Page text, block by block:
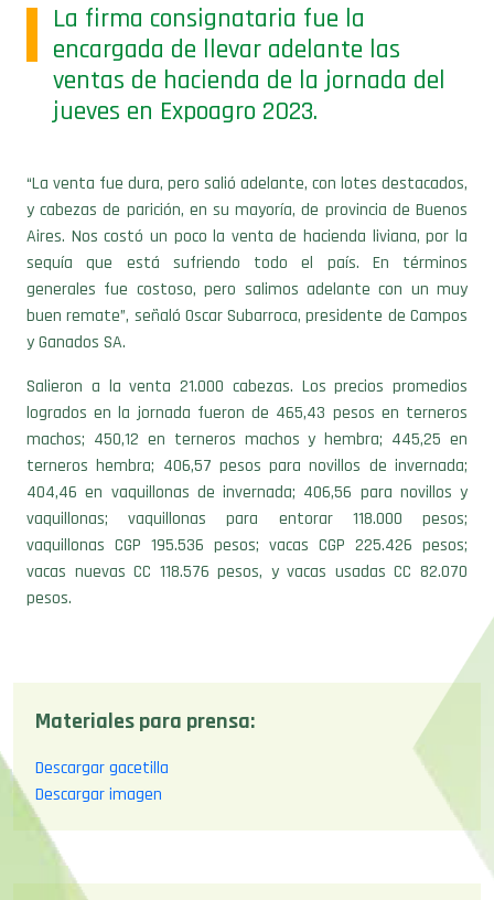
La firma consignataria fue la
encargada de llevar adelante las
ventas de hacienda de la jornada del
jueves en Expoagro 2023.
“La venta fue dura, pero salió adelante, con lotes destacados,
y cabezas de parición, en su mayoría, de provincia de Buenos
Aires. Nos costó un poco la venta de hacienda liviana, por la
sequía que está sufriendo todo el país. En términos
generales fue costoso, pero salimos adelante con un muy
buen remate”, señaló Oscar Subarroca, presidente de Campos
y Ganados SA.
Salieron a la venta 21.000 cabezas. Los precios promedios
logrados en la jornada fueron de 465,43 pesos en terneros
machos; 450,12 en terneros machos y hembra; 445,25 en
terneros hembra; 406,57 pesos para novillos de invernada;
404,46 en vaquillonas de invernada; 406,56 para novillos y
vaquillonas; vaquillonas para entorar 118.000 pesos;
vaquillonas CGP 195.536 pesos; vacas CGP 225.426 pesos;
vacas nuevas CC 118.576 pesos, y vacas usadas CC 82.070
pesos.
Materiales para prensa:
Descargar gacetilla
Descargar imagen